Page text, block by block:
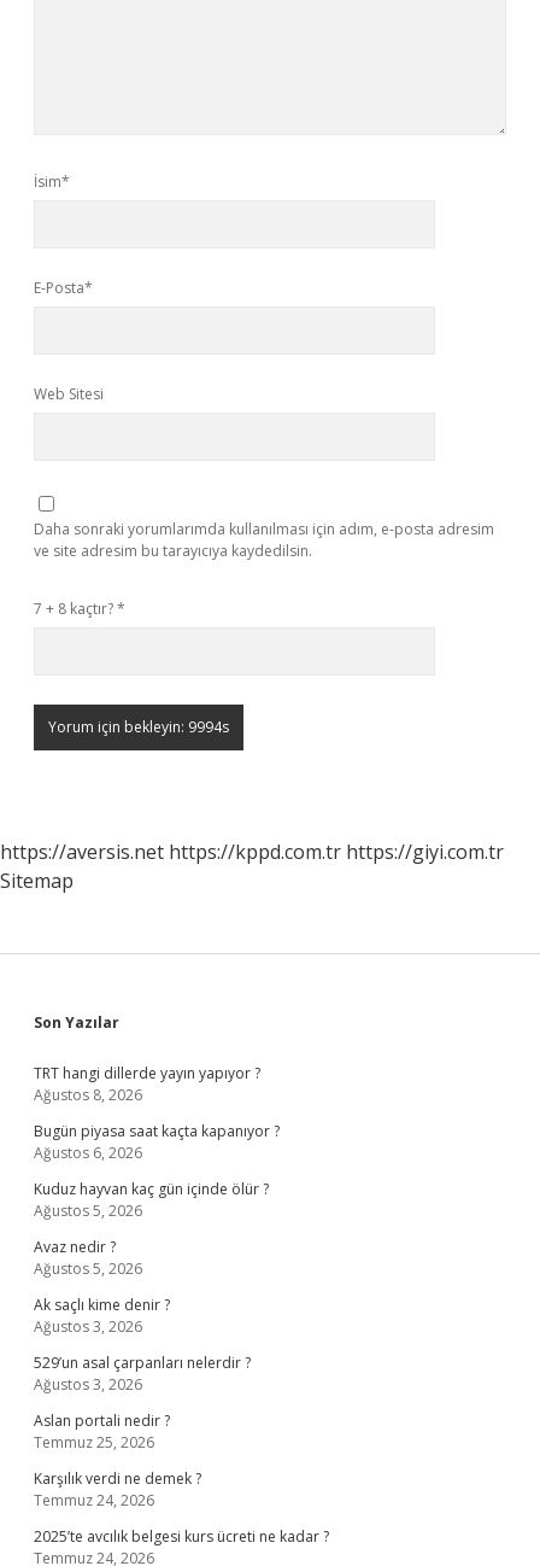
İsim*
E-Posta*
Web Sitesi
Daha sonraki yorumlarımda kullanılması için adım, e-posta adresim
ve site adresim bu tarayıcıya kaydedilsin.
7 + 8 kaçtır?*
https://aversis.net https://kppd.com.tr https://giyi.com.tr
Sitemap
Sidebar
Son Yazılar
TRT hangi dillerde yayın yapıyor ?
Ağustos 8, 2026
Bugün piyasa saat kaçta kapanıyor ?
Ağustos 6, 2026
Kuduz hayvan kaç gün içinde ölür ?
Ağustos 5, 2026
Avaz nedir ?
Ağustos 5, 2026
Ak saçlı kime denir ?
Ağustos 3, 2026
529’un asal çarpanları nelerdir ?
Ağustos 3, 2026
Aslan portali nedir ?
Temmuz 25, 2026
Karşılık verdi ne demek ?
Temmuz 24, 2026
2025’te avcılık belgesi kurs ücreti ne kadar ?
Temmuz 24, 2026